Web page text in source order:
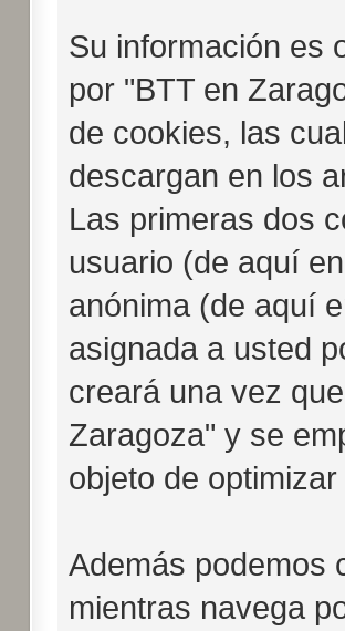
Su información es
por "BTT en
de cookies, las
descargan en los
Las primeras dos
usuario (de aquí
anónima (de aquí
asignada a usted
creará una vez
Zaragoza" y se
objeto de
Además podemos
mientras navega